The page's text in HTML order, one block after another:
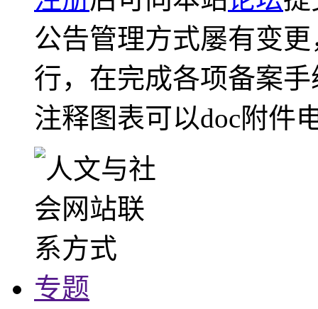
公告管理方式屡有变
行，在完成各项备案
注释图表可以doc附件
专题